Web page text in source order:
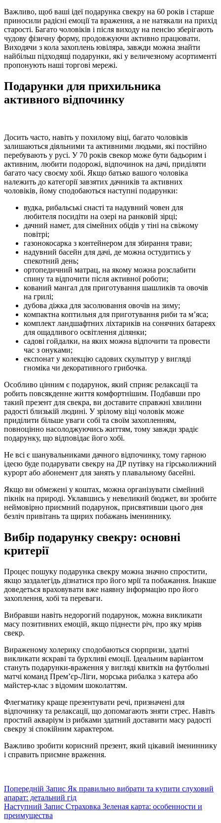
Важливо, щоб ваші ідеї подарунка свекру на 60 років і старше
приносили радісні емоції та враження, а не натякали на прихід
старості. Багато чоловіків і після виходу на пенсію зберігають
чудову фізичну форму, продовжуючи активно працювати.
Виходячи з кола захоплень ювіляра, завжди можна знайти
найбільш підходящі подарунки, які у величезному асортименті
пропонують наші торгові мережі.
Подарунки для прихильника
активного відпочинку
Досить часто, навіть у похилому віці, багато чоловіків
залишаються діяльними та активними людьми, які постійно
перебувають у русі. У 70 років свекор може бути бадьорим і
активним, любити подорожі, відпочинок на дачі, приділяти
багато часу своєму хобі. Якщо батько вашого чоловіка
належить до категорії завзятих дачників та активних
чоловіків, йому сподобаються наступні подарунки:
вудка, рибальські снасті та надувний човен для
любителя посидіти на озері на ранковій зірці;
дачний намет, для сімейних обідів у тіні на свіжому
повітрі;
газонокосарка з контейнером для збирання трави;
надувний басейн для дачі, де можна остудитись у
спекотний день;
ортопедичний матрац, на якому можна розслабити
спину та відпочити після активної роботи;
кований мангал для приготування шашликів та овочів
на грилі;
дубова діжка для засолювання овочів на зиму;
компактна коптильня для приготування риби та м’яса;
комплект ландшафтних ліхтариків на сонячних батареях
для ощадливого освітлення ділянки;
садові гойдалки, на яких можна відпочити та провести
час з онуками;
експонат у колекцію садових скульптур у вигляді
гноміка чи декоративного грибочка.
Особливо цінним є подарунок, який сприяє релаксації та
робить повсякденне життя комфортнішим. Подбавши про
такий презент для свекра, ви доставите справжні хвилини
радості близькій людині. У зрілому віці чоловік може
приділити більше уваги собі та своїм захопленням,
повноцінно насолоджуючись життям, тому завжди зрадіє
подарунку, що відповідає його хобі.
Не всі є шанувальниками дачного відпочинку, тому гарною
ідеєю буде подарувати свекру на ДР путівку на гірськолижний
курорт або абонемент для занять у плавальному басейні.
Якщо ви обмежені у коштах, можна організувати сімейний
пікнік на природі. Уклавшись у невеликий бюджет, ви зробите
неймовірно приємний подарунок, присвятивши цього дня
безліч привітань та щирих побажань імениннику.
Вибір подарунку свекру: основні
критерії
Процес пошуку подарунка свекру можна значно спростити,
якщо заздалегідь дізнатися про його мрії та побажання. Інакше
доведеться враховувати вже наявну інформацію про його
захоплення, хобі та переваги.
Вибравши навіть недорогий подарунок, можна викликати
масу позитивних емоцій, якщо піднести річ, про яку мріяв
свекр.
Вираженому холерику сподобаються сюрпризи, здатні
викликати яскраві та бурхливі емоції. Ідеальним варіантом
стануть подарунки-враження у вигляді квитків на футбольні
матчі команд Прем’єр-Ліги, морська рибалка з катера або
майстер-клас з відомим шоколаттям.
Флегматику краще презентувати речі, призначені для
відпочинку та релаксації, що допомагають зняти стрес. Навіть
простий акваріум із рибками здатний доставити масу радості
свекру зі спокійним характером.
Важливо зробити корисний презент, який цікавий імениннику
і справить приємне враження.
Попередній Запис Як правильно вибрати та купити слуховий
апарат: детальний гід
Наступний Запис Страховка Зеленая карта: особенности и
преимущества